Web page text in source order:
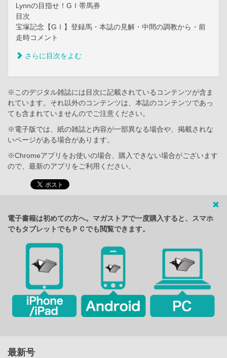
Lynnの目指せ！GⅠ帯馬券
目次
宝塚記念【GⅠ】登録馬・本誌の見解・中間の調教から・前
走時コメント
さらに目次をよむ
※このデジタル雑誌には目次に記載されているコンテンツが含ま
れています。それ以外のコンテンツは、本誌のコンテンツであっ
ても含まれていませんのでご注意ください。
※電子版では、紙の雑誌と内容が一部異なる場合や、掲載されな
いページがある場合があります。
※Chromeアプリをお使いの場合、購入できない場合がございます
ので、最新のアプリをご利用ください。
電子書籍は初めての方へ。マガストアで一度購入すると、スマホ
でもタブレットでもＰＣでも閲覧できます。
最新号